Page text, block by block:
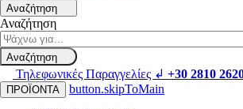
Αναζήτηση
Αναζήτηση
Αναζήτηση
Τηλεφωνικές Παραγγελίες ↲ +30 2810
ΠΡΟΪΟΝΤΑ button.skipToMain